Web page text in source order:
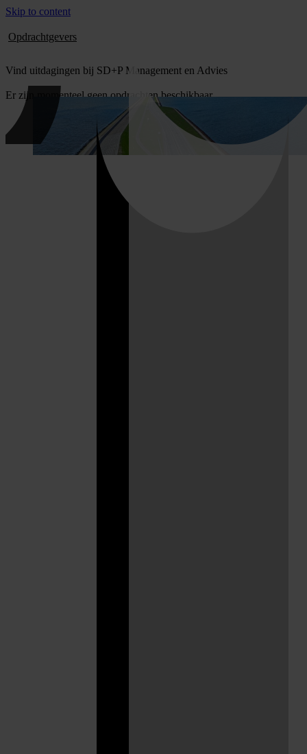
Skip to content
Opdrachtgevers
Vind uitdagingen bij SD+P Management en Advies
Er zijn momenteel geen opdrachten beschikbaar.